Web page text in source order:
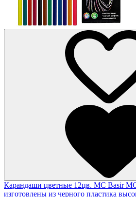
Карандаши цветные 12цв. MC Basir
изготовлены из черного пластика